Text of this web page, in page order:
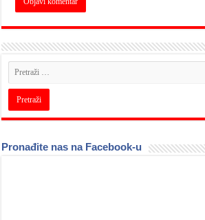
Pronađite nas na Facebook-u